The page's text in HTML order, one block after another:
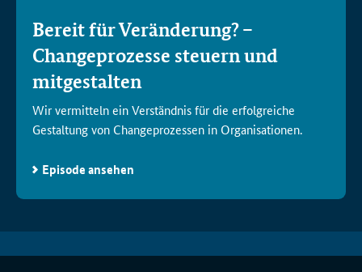
Bereit für Veränderung? –
Changeprozesse steuern und
mitgestalten
Wir vermitteln ein Verständnis für die erfolgreiche
Gestaltung von Changeprozessen in Organisationen.
Episode ansehen